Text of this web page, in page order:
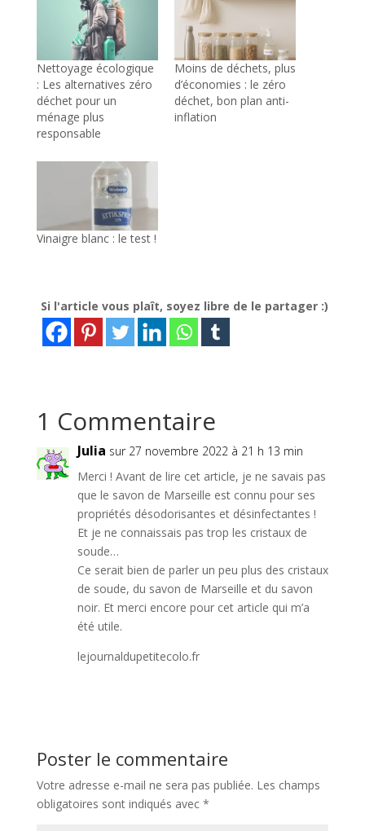
Nettoyage écologique
: Les alternatives zéro
déchet pour un
ménage plus
responsable
Moins de déchets, plus
d’économies : le zéro
déchet, bon plan anti-
inflation
Vinaigre blanc : le test !
Si l'article vous plaît, soyez libre de le partager :)
1 Commentaire
Julia sur 27 novembre 2022 à 21 h 13 min
Merci ! Avant de lire cet article, je ne savais pas
que le savon de Marseille est connu pour ses
propriétés désodorisantes et désinfectantes !
Et je ne connaissais pas trop les cristaux de
soude…
Ce serait bien de parler un peu plus des cristaux
de soude, du savon de Marseille et du savon
noir. Et merci encore pour cet article qui m’a
été utile.
lejournaldupetitecolo.fr
Poster le commentaire
Votre adresse e-mail ne sera pas publiée. Les champs
obligatoires sont indiqués avec *